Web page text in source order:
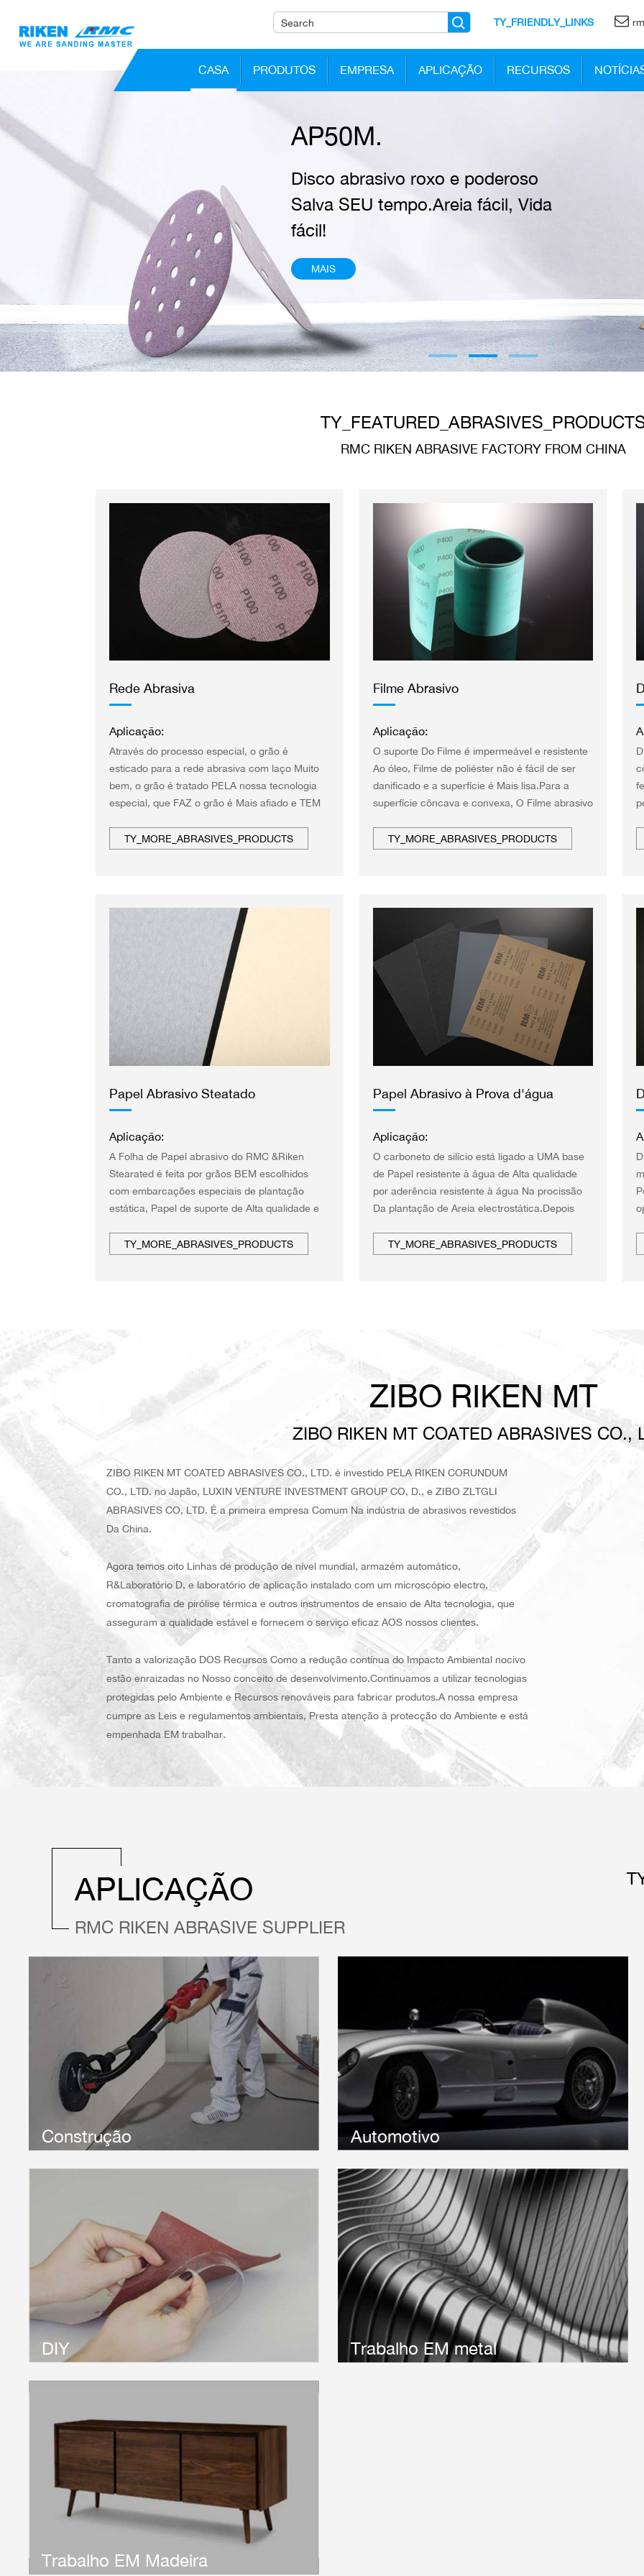
TY_FRIENDLY_LINKS
CASA PRODUTOS EMPRESA APLICAÇÃO RECURSOS
AP50M.
Disco abrasivo roxo e poderoso
Salva SEU tempo.Areia fácil, Vida
fácil!
MAIS
RMC RIKEN ABRASIVE FACTORY FROM CHINA
Rede Abrasiva
Aplicação:
Através do processo especial, o grão é
esticado para a rede abrasiva com laço Muito
bem, o grão é tratado PELA nossa tecnologia
especial, que FAZ o grão é Mais afiado e TEM
TY_MORE_ABRASIVES_PRODUCTS
Filme Abrasivo
Aplicação:
O suporte Do Filme é impermeável e resistente
Ao óleo, Filme de poliéster não é fácil de ser
danificado e a superfície é Mais lisa.Para a
superfície côncava e convexa, O Filme abrasivo
superfície de trabalho fina e ser Dobrado para
TY_MORE_ABRASIVES_PRODUCTS
Papel Abrasivo Steatado
Aplicação:
A Folha de Papel abrasivo do RMC &Riken
Stearated é feita por grãos BEM escolhidos
com embarcações especiais de plantação
estática, Papel de suporte de Alta qualidade e
anti-bloqueantes Na SUA superfície por
TY_MORE_ABRASIVES_PRODUCTS
Papel Abrasivo à Prova d'água
Aplicação:
O carboneto de silício está ligado a UMA base
de Papel resistente à água de Alta qualidade
por aderência resistente à água Na procissão
Da plantação de Areia electrostática.Depois
TY_MORE_ABRASIVES_PRODUCTS
ZIBO RIKEN MT
ZIBO RIKEN MT COATED ABRASIVES CO.,
ZIBO RIKEN MT COATED ABRASIVES CO., LTD. é investido PELA RIKEN CORUNDUM
CO., LTD. no Japão, LUXIN VENTURE INVESTMENT GROUP CO, D., e ZIBO ZLTGLI
ABRASIVES CO, LTD. É a primeira empresa Comum Na indústria de abrasivos revestidos
Da China.
Agora temos oito Linhas de produção de nível mundial, armazém automático,
R&Laboratório D, e laboratório de aplicação instalado com um microscópio electro,
cromatografia de pirólise térmica e outros instrumentos de ensaio de Alta tecnologia, que
asseguram a qualidade estável e fornecem o serviço eficaz AOS nossos clientes.
Tanto a valorização DOS Recursos Como a redução contínua do Impacto Ambiental nocivo
estão enraizadas no Nosso conceito de desenvolvimento.Continuamos a utilizar tecnologias
protegidas pelo Ambiente e Recursos renováveis para fabricar produtos.A nossa empresa
cumpre as Leis e regulamentos ambientais, Presta atenção à protecção do Ambiente e está
empenhada EM trabalhar.
APLICAÇÃO
RMC RIKEN ABRASIVE SUPPLIER
Construção
Riken Abrasives fornece UMA ampla Gama de lixas
abrasivas para Serem Usadas Na construção.Diferentes
tipos de pano de Areia podem ser escolhidos para
atender nossos clientes \\\\ 35;39;Necessidades.
Automotivo
A Riken Abrasives fornece UMA série de artigos abrasivos
de Alta qualidade para lixar e polir produtos automotivos,
incluindo séries de Papel abrasivo à Prova de
água, Séries de Papel abrasivo, grãos cerâmicos, etc.
Estes produtos abrasivos ajudam a alcançar um
acabamento bonito SEM arranhões profundos.
DIY
Riken Abrasives produz UMA ampla Gama de produtos de
Papel abrasivo.Trabalhamos para satisfazer OS nossos
clientes.39;Necessidades DOS produtos do Mercado
DIY.O que fornecemos Pode ser utilizado EM Casa Ou
EM locais de trabalho.
Trabalho EM metal
Riken Abrasives fornece diferentes tipos de papéis
abrasivos para USO diferente.Fornecemos filmes de lixa
abrasiva de Alta qualidade e de longa duração
para Depuração, pintura de
remoção, Ferrugem, Descoloração, preparação de
soldadura, tratamento de superfície, etc.
Trabalho EM Madeira
Papéis de Areia abrasivos são amplamente usados EM
trabalho de madeira.Riken Abrasive fornece abrasivos a
granel, incutindo impermeável Papel abrasivo, película
abrasiva, etc. Você Pode escolher o Tipo de Filme
abrasivo que Melhor se adequa às SUAS necessidades.